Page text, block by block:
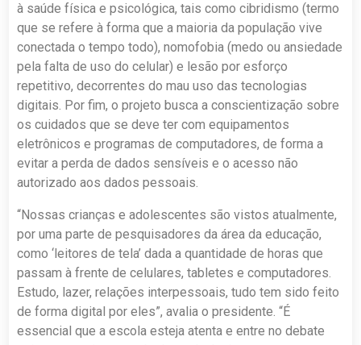
à saúde física e psicológica, tais como cibridismo (termo
que se refere à forma que a maioria da população vive
conectada o tempo todo), nomofobia (medo ou ansiedade
pela falta de uso do celular) e lesão por esforço
repetitivo, decorrentes do mau uso das tecnologias
digitais. Por fim, o projeto busca a conscientização sobre
os cuidados que se deve ter com equipamentos
eletrônicos e programas de computadores, de forma a
evitar a perda de dados sensíveis e o acesso não
autorizado aos dados pessoais.
“Nossas crianças e adolescentes são vistos atualmente,
por uma parte de pesquisadores da área da educação,
como ‘leitores de tela’ dada a quantidade de horas que
passam à frente de celulares, tabletes e computadores.
Estudo, lazer, relações interpessoais, tudo tem sido feito
de forma digital por eles”, avalia o presidente. “É
essencial que a escola esteja atenta e entre no debate